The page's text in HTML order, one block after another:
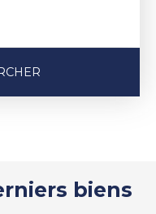
biens